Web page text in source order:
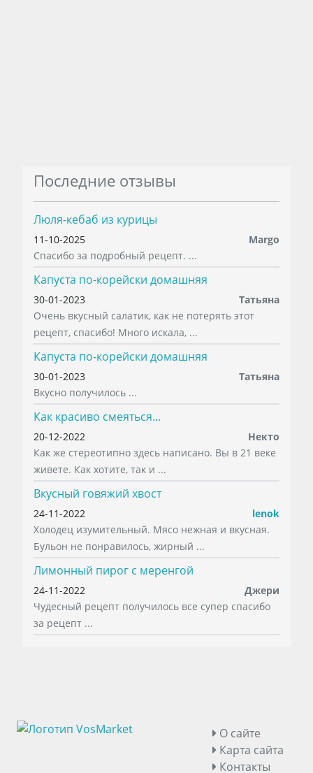
Последние отзывы
Люля-кебаб из курицы
11-10-2025
Margo
Спасибо за подробный рецепт. ...
Капуста по-корейски домашняя
30-01-2023
Татьяна
Очень вкусный салатик, как не потерять этот
рецепт, спасибо! Много искала, ...
Капуста по-корейски домашняя
30-01-2023
Татьяна
Вкусно получилось ...
Как красиво смеяться...
20-12-2022
Некто
Как же стереотипно здесь написано. Вы в 21 веке
живете. Как хотите, так и ...
Вкусный говяжий хвост
24-11-2022
lenok
Холодец изумительный. Мясо нежная и вкусная.
Бульон не понравилось, жирный ...
Лимонный пирог с меренгой
24-11-2022
Джери
Чудесный рецепт получилось все супер спасибо
за рецепт ...
О сайте
Карта сайта
Контакты